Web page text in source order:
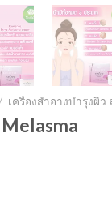
เครืองสำอางบำรุงผิว